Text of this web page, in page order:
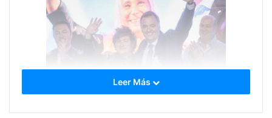
Leer Más